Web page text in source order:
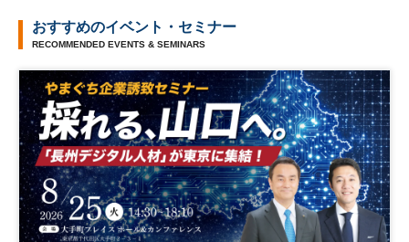
おすすめのイベント・セミナー
RECOMMENDED EVENTS & SEMINARS